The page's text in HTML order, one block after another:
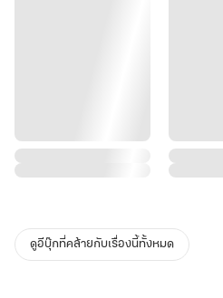
ดูอีบุ๊กที่คล้ายกับเรื่องนี้ทั้งหมด